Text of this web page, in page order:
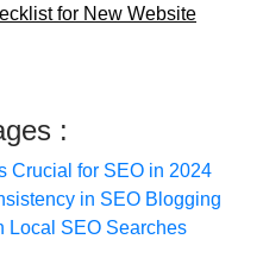
for New Website
:
Crucial for SEO in 2024
in SEO Blogging
Local SEO Searches